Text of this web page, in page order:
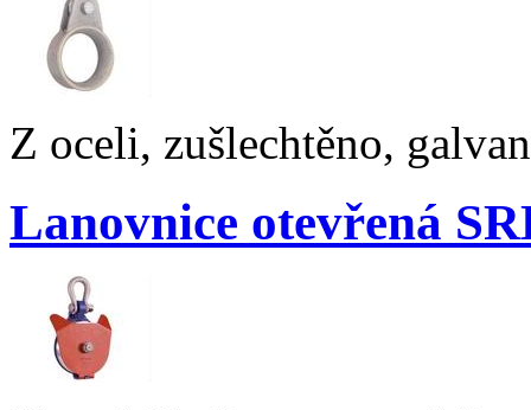
Z oceli, zušlechtěno,
Lanovnice otevřená